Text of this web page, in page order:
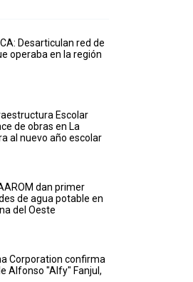
Desarticulan red de
operaba en la región
Escolar
de obras en La
al nuevo año escolar
dan primer
de agua potable en
del Oeste
Corporation confirma
Alfonso "Alfy" Fanjul,